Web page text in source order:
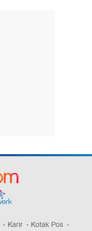
Karir Kotak Pos